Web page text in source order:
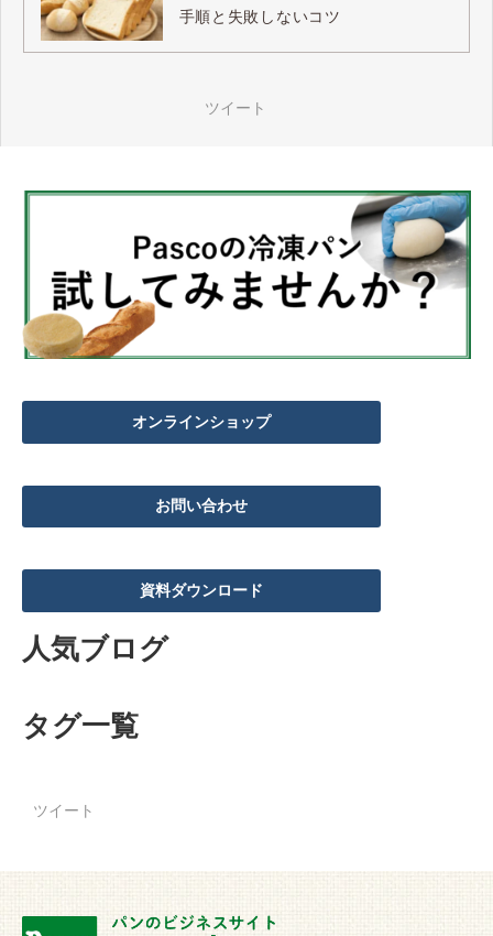
手順と失敗しないコツ
ツイート
オンラインショップ
お問い合わせ
資料ダウンロード
人気ブログ
タグ一覧
ツイート